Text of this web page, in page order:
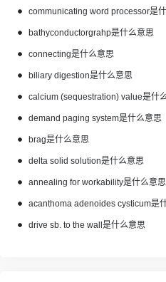
communicating word processor是
bathyconductorgrahp是什么意思
connecting是什么意思
biliary digestion是什么意思
calcium (sequestration) value是什
demand paging system是什么意思
brag是什么意思
delta solid solution是什么意思
annealing for workability是什么意思
acanthoma adenoides cysticum是
drive sb. to the wall是什么意思